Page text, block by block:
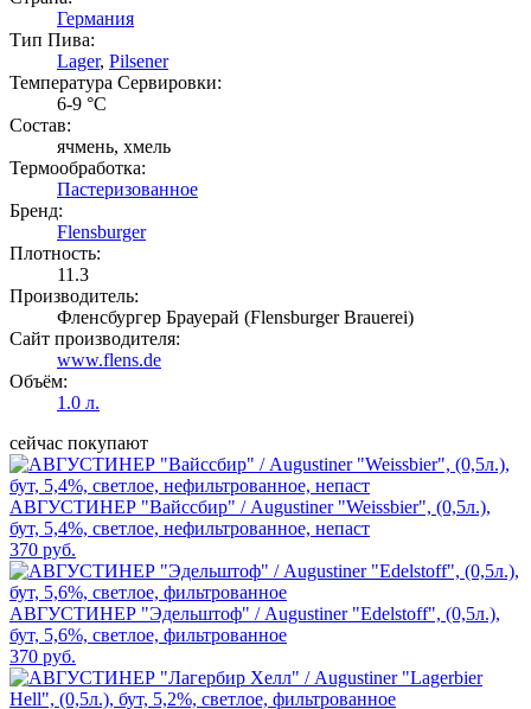
Германия
Тип Пива:
Lager, Pilsener
Температура Cервировки:
6-9 °С
Состав:
ячмень, хмель
Термообработка:
Пастеризованное
Бренд:
Flensburger
Плотность:
11.3
Производитель:
Фленсбургер Брауерай (Flensburger Brauerei)
Сайт производителя:
www.flens.de
Объём:
1.0 л.
сейчас покупают
АВГУСТИНЕР "Вайссбир" / Augustiner "Weissbier", (0,5л.),
бут, 5,4%, светлое, нефильтрованное, непаст
370 руб.
АВГУСТИНЕР "Эдельштоф" / Augustiner "Edelstoff", (0,5л.),
бут, 5,6%, светлое, фильтрованное
370 руб.